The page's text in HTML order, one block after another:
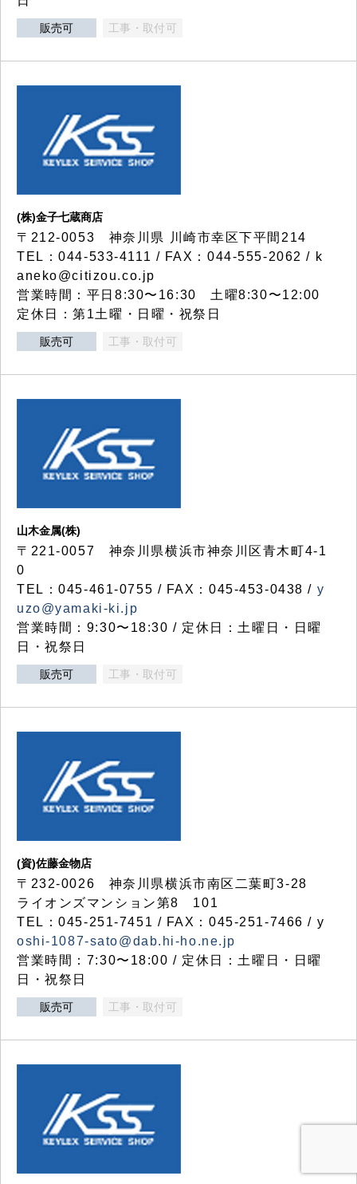
販売可 工事・取付可
(株)金子七蔵商店
〒212-0053 神奈川県 川崎市幸区下平間214
TEL：044-533-4111 / FAX：044-555-2062 / k
aneko@citizou.co.jp
営業時間：平日8:30〜16:30 土曜8:30〜12:00
定休日：第1土曜・日曜・祝祭日
販売可 工事・取付可
山木金属(株)
〒221-0057 神奈川県横浜市神奈川区青木町4-1
0
TEL：045-461-0755 / FAX：045-453-0438 / y
uzo@yamaki-ki.jp
営業時間：9:30〜18:30 / 定休日：土曜日・日曜
日・祝祭日
販売可 工事・取付可
(資)佐藤金物店
〒232-0026 神奈川県横浜市南区二葉町3-28
ライオンズマンション第8 101
TEL：045-251-7451 / FAX：045-251-7466 / y
oshi-1087-sato@dab.hi-ho.ne.jp
営業時間：7:30〜18:00 / 定休日：土曜日・日曜
日・祝祭日
販売可 工事・取付可